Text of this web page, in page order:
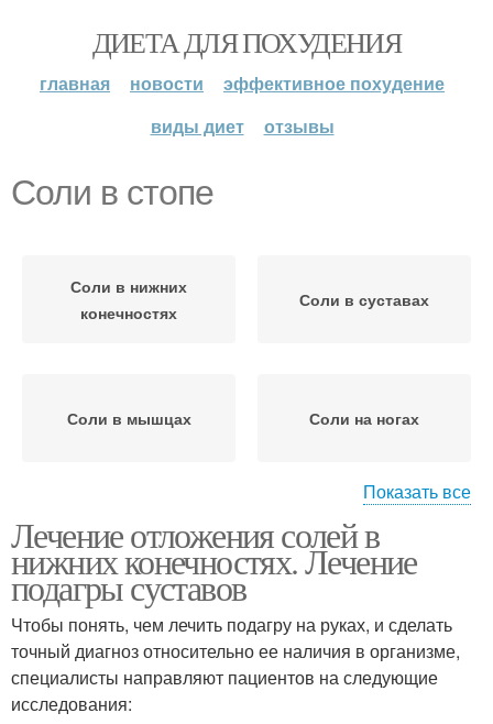
ДИЕТА ДЛЯ ПОХУДЕНИЯ
главная новости
эффективное похудение
виды диет
отзывы
Соли в стопе
Соли в нижних
конечностях
Соли в суставах
Соли в мышцах Соли на ногах
Соли в ногах
Показать все
Лечение отложения солей в
нижних конечностях. Лечение
подагры суставов
Чтобы понять, чем лечить подагру на руках, и сделать
точный диагноз относительно ее наличия в организме,
специалисты направляют пациентов на следующие
исследования: